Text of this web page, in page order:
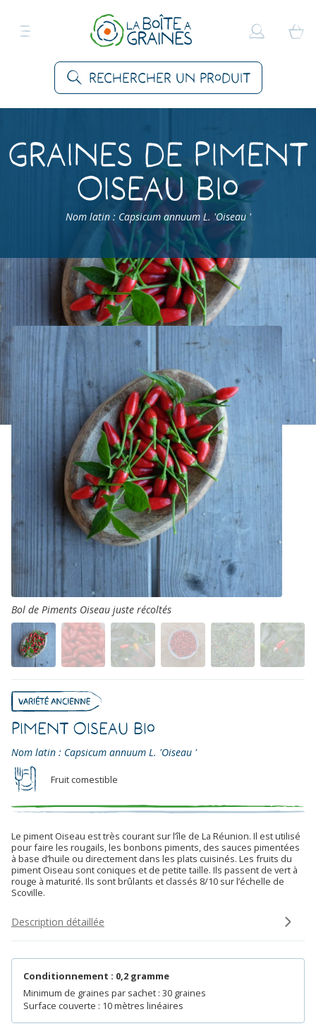
Rechercher un produit
Graines de Piment
Oiseau Bio
Nom latin : Capsicum annuum L. 'Oiseau '
Produits > Graines Légumes > Piments
>
Piment Oiseau Bio
Bol de Piments Oiseau juste récoltés
Piment Oiseau Bio
Nom latin : Capsicum annuum L. 'Oiseau '
Fruit comestible
Le piment Oiseau est très courant sur l’île de La Réunion. Il est utilisé
pour faire les rougails, les bonbons piments, des sauces pimentées
à base d’huile ou directement dans les plats cuisinés. Les fruits du
piment Oiseau sont coniques et de petite taille. Ils passent de vert à
rouge à maturité. Ils sont brûlants et classés 8/10 sur l’échelle de
Scoville.
Description détaillée
Conditionnement : 0,2 gramme
Minimum de graines par sachet : 30 graines
Surface couverte : 10 mètres linéaires